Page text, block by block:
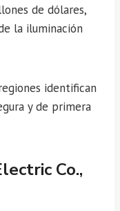
de dólares,
la iluminación
identifican
y de primera
Co.,